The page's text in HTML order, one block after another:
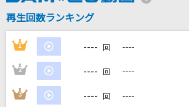
DAMに会員登録・ログインして
カラオケをもっと楽しもう！
再生回数ランキング
1 ---- 回 ----
2 ---- 回 ----
3 ---- 回 ----